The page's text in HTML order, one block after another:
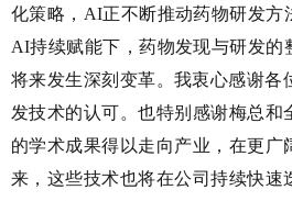
化策略，AI正不断推动药物研发方
AI持续赋能下，药物发现与研发的
将来发生深刻变革。我衷心感谢各
发技术的认可。也特别感谢梅总和
的学术成果得以走向产业，在更广
来，这些技术也将在公司持续快速